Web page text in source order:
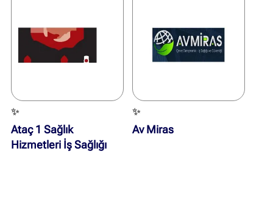
✨
Ataç 1 Sağlık
Hizmetleri İş Sağlığı
✨
Av Miras